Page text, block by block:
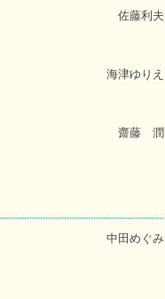
佐藤利夫
海津ゆりえ
齋藤 潤
中田めぐみ